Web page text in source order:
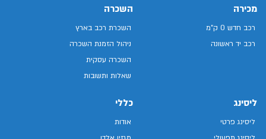
מכירה
רכב חדש 0 ק"מ
רכב יד ראשונה
השכרה
השכרת רכב בארץ
ניהול הזמנת השכרה
השכרה עסקית
שאלות ותשובות
ליסינג
ליסינג פרטי
כללי
אודות